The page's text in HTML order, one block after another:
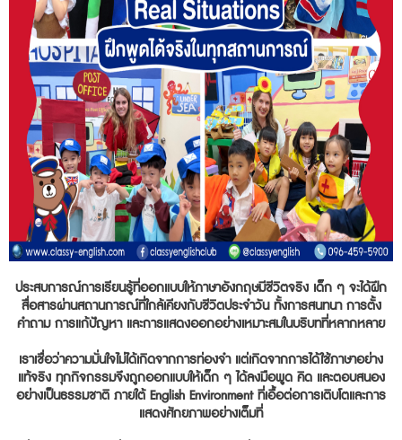
ประสบการณ์การเรียนรู้ที่ออกแบบให้ภาษาอังกฤษมีชีวิตจริง เด็ก ๆ จะได้ฝึก
สื่อสารผ่านสถานการณ์ที่ใกล้เคียงกับชีวิตประจำวัน ทั้งการสนทนา การตั้ง
คำถาม การแก้ปัญหา และการแสดงออกอย่างเหมาะสมในบริบทที่หลากหลาย
เราเชื่อว่าความมั่นใจไม่ได้เกิดจากการท่องจำ แต่เกิดจากการได้ใช้ภาษาอย่าง
แท้จริง ทุกกิจกรรมจึงถูกออกแบบให้เด็ก ๆ ได้ลงมือพูด คิด และตอบสนอง
อย่างเป็นธรรมชาติ ภายใต้ English Environment ที่เอื้อต่อการเติบโตและการ
แสดงศักยภาพอย่างเต็มที่